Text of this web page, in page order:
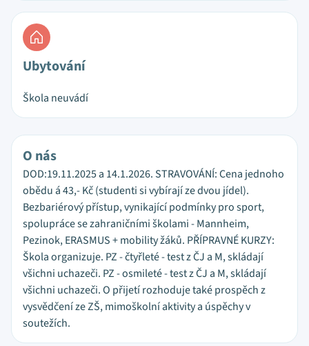
Ubytování
Škola neuvádí
O nás
DOD:19.11.2025 a 14.1.2026. STRAVOVÁNÍ: Cena jednoho
obědu á 43,- Kč (studenti si vybírají ze dvou jídel).
Bezbariérový přístup, vynikající podmínky pro sport,
spolupráce se zahraničními školami - Mannheim,
Pezinok, ERASMUS + mobility žáků. PŘÍPRAVNÉ KURZY:
Škola organizuje. PZ - čtyřleté - test z ČJ a M, skládají
všichni uchazeči. PZ - osmileté - test z ČJ a M, skládají
všichni uchazeči. O přijetí rozhoduje také prospěch z
vysvědčení ze ZŠ, mimoškolní aktivity a úspěchy v
soutežích.